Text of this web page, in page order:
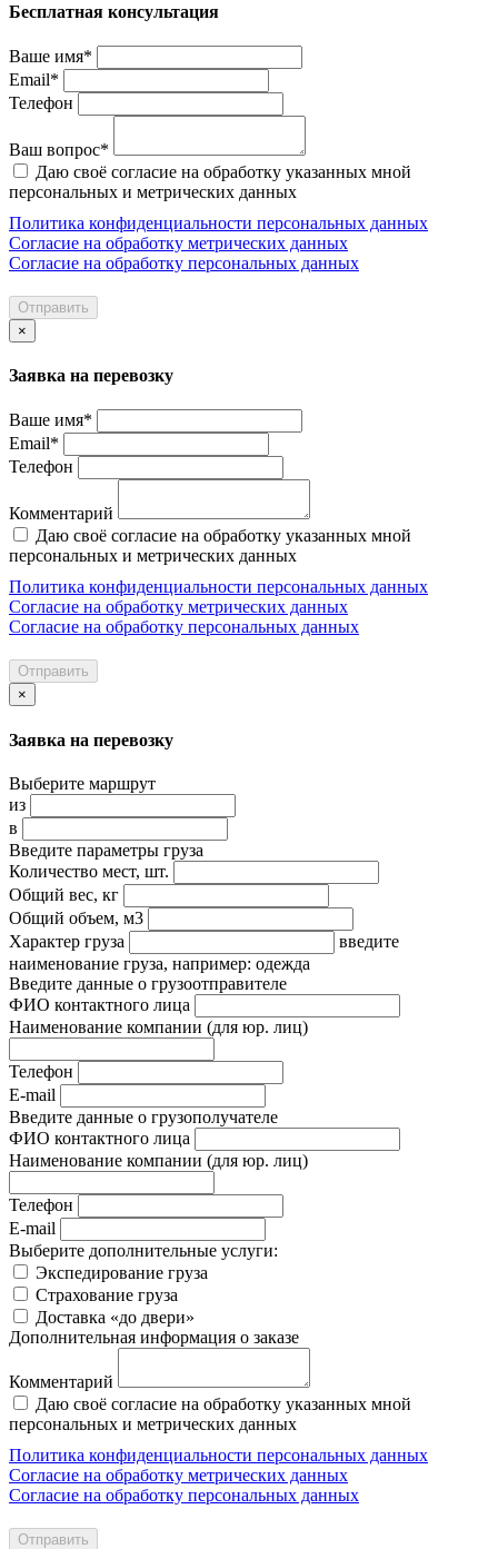
Бесплатная консультация
Ваше имя*
Email*
Телефон
Ваш вопрос*
Даю своё согласие на обработку указанных мной
персональных и метрических данных
Политика конфиденциальности персональных данных
Согласие на обработку метрических данных
Согласие на обработку персональных данных
Отправить
×
Заявка на перевозку
Ваше имя*
Email*
Телефон
Комментарий
Даю своё согласие на обработку указанных мной
персональных и метрических данных
Политика конфиденциальности персональных данных
Согласие на обработку метрических данных
Согласие на обработку персональных данных
Отправить
×
Заявка на перевозку
Выберите маршрут
из
в
Введите параметры груза
Количество мест, шт.
Общий вес, кг
Общий объем, м3
Характер груза
введите
наименование груза, например: одежда
Введите данные о грузоотправителе
ФИО контактного лица
Наименование компании (для юр. лиц)
Телефон
E-mail
Введите данные о грузополучателе
ФИО контактного лица
Наименование компании (для юр. лиц)
Телефон
E-mail
Выберите дополнительные услуги:
Экспедирование груза
Страхование груза
Доставка «до двери»
Дополнительная информация о заказе
Комментарий
Даю своё согласие на обработку указанных мной
персональных и метрических данных
Политика конфиденциальности персональных данных
Согласие на обработку метрических данных
Согласие на обработку персональных данных
Отправить